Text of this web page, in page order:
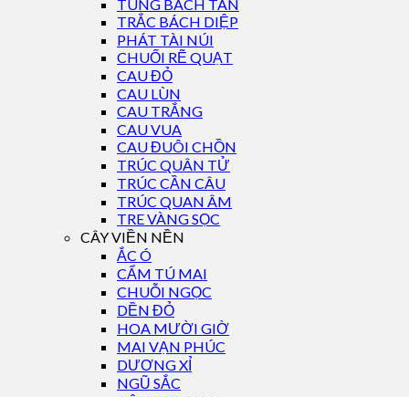
TÙNG BÁCH TÁN
TRẮC BÁCH DIỆP
PHÁT TÀI NÚI
CHUỐI RẼ QUẠT
CAU ĐỎ
CAU LÙN
CAU TRẮNG
CAU VUA
CAU ĐUÔI CHỒN
TRÚC QUÂN TỬ
TRÚC CẦN CÂU
TRÚC QUAN ÂM
TRE VÀNG SỌC
CÂY VIỀN NỀN
ẮC Ó
CẨM TÚ MAI
CHUỖI NGỌC
DỀN ĐỎ
HOA MƯỜI GIỜ
MAI VẠN PHÚC
DƯƠNG XỈ
NGŨ SẮC